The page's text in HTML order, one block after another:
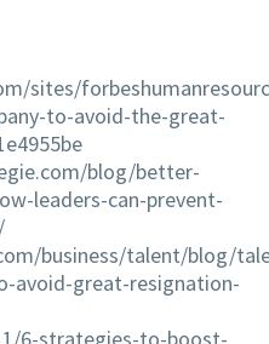
sites/
to-avoid-the-great-
blog/better-
leaders-can-prevent-
business/talent/blog/
avoid-great-resignation-
6-strategies-to-boost-